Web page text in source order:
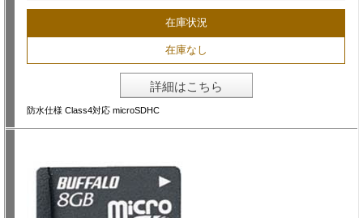
在庫状況
在庫なし
詳細はこちら
防水仕様 Class4対応 microSDHC